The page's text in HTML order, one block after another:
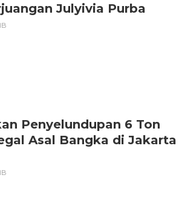
Julyivia Purba
Penyelundupan 6 Ton
Asal Bangka di Jakarta